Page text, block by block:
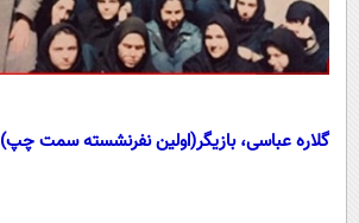
گلاره عباسی، بازیگر(اولین نفرنشسته سمت چپ)